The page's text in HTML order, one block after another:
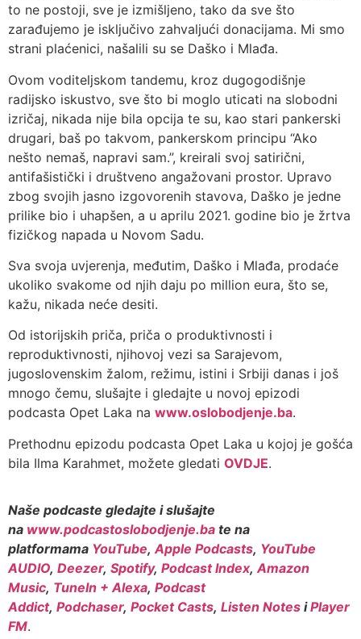
to ne postoji, sve je izmišljeno, tako da sve što
zarađujemo je isključivo zahvaljući donacijama. Mi smo
strani plaćenici, našalili su se Daško i Mlađa.
Ovom voditeljskom tandemu, kroz dugogodišnje
radijsko iskustvo, sve što bi moglo uticati na slobodni
izričaj, nikada nije bila opcija te su, kao stari pankerski
drugari, baš po takvom, pankerskom principu “Ako
nešto nemaš, napravi sam.”, kreirali svoj satirični,
antifašistički i društveno angažovani prostor. Upravo
zbog svojih jasno izgovorenih stavova, Daško je jedne
prilike bio i uhapšen, a u aprilu 2021. godine bio je žrtva
fizičkog napada u Novom Sadu.
Sva svoja uvjerenja, međutim, Daško i Mlađa, prodaće
ukoliko svakome od njih daju po million eura, što se,
kažu, nikada neće desiti.
Od istorijskih priča, priča o produktivnosti i
reproduktivnosti, njihovoj vezi sa Sarajevom,
jugoslovenskim žalom, režimu, istini i Srbiji danas i još
mnogo čemu, slušajte i gledajte u novoj epizodi
podcasta Opet Laka na www.oslobodjenje.ba.
Prethodnu epizodu podcasta Opet Laka u kojoj je gošća
bila Ilma Karahmet, možete gledati OVDJE.
Naše podcaste gledajte i slušajte
na www.podcastoslobodjenje.ba te na
platformama YouTube,Apple Podcasts, YouTube
AUDIO, Deezer, Spotify, Podcast Index,Amazon
Music, TuneIn + Alexa, Podcast
Addict, Podchaser, Pocket Casts, Listen Notes iPlayer
FM.